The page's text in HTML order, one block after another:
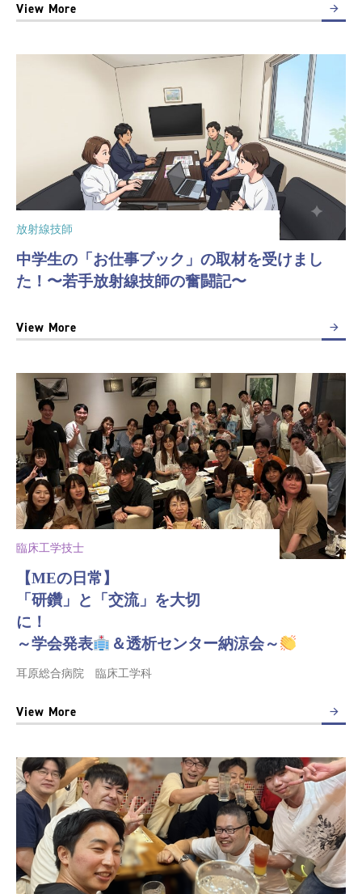
View More
放射線技師
中学生の「お仕事ブック」の取材を受けまし
た！〜若手放射線技師の奮闘記〜
View More
臨床工学技士
【MEの日常】
「研鑽」と「交流」を大切
に
～学会発表
＆透析センター納涼会～
耳原総合病院 臨床工学科
View More